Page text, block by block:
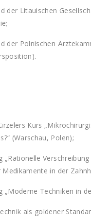
der Litauischen
der Polnischen
Kurs
(Warschau, Polen);
„Rationelle
in der
„Moderne Techniken in
als goldener